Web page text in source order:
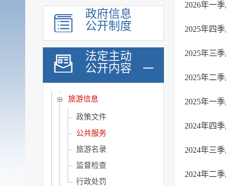
政府信息
公开制度
法定主动
公开内容
环境保护信息
食品药品监管
公共资源配置
公共监管信息
涉农补贴
旅游信息
政策文件
公共服务
旅游名录
监督检查
行政处罚
2026年一
2025年四
2025年三
2025年二
2025年一
2024年四
2024年三
2024年二